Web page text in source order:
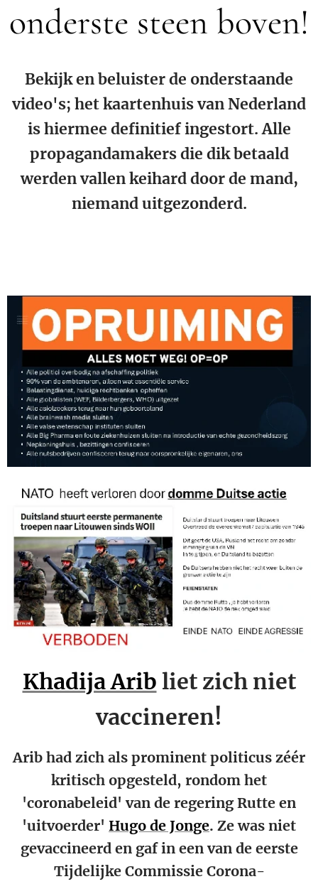
onderste steen boven!
Bekijk en beluister de onderstaande
video's; het kaartenhuis van Nederland
is hiermee definitief ingestort. Alle
propagandamakers die dik betaald
werden vallen keihard door de mand,
niemand uitgezonderd.
Khadija Arib liet zich niet
vaccineren!
Arib had zich als prominent politicus zéér
kritisch opgesteld, rondom het
'coronabeleid' van de regering Rutte en
'uitvoerder' Hugo de Jonge. Ze was niet
gevaccineerd en gaf in een van de eerste
Tijdelijke Commissie Corona-